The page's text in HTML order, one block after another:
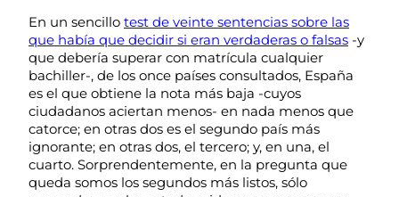
En un sencillo test de veinte sentencias sobre las
que había que decidir si eran verdaderas o falsas -y
que debería superar con matrícula cualquier
bachiller-, de los once países consultados, España
es el que obtiene la nota más baja -cuyos
ciudadanos aciertan menos- en nada menos que
catorce; en otras dos es el segundo país más
ignorante; en otras dos, el tercero; y, en una, el
cuarto. Sorprendentemente, en la pregunta que
queda somos los segundos más listos, sólo